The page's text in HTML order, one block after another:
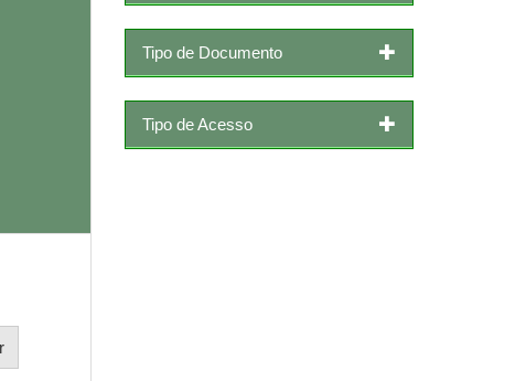
Tipo de Documento
Tipo de Acesso